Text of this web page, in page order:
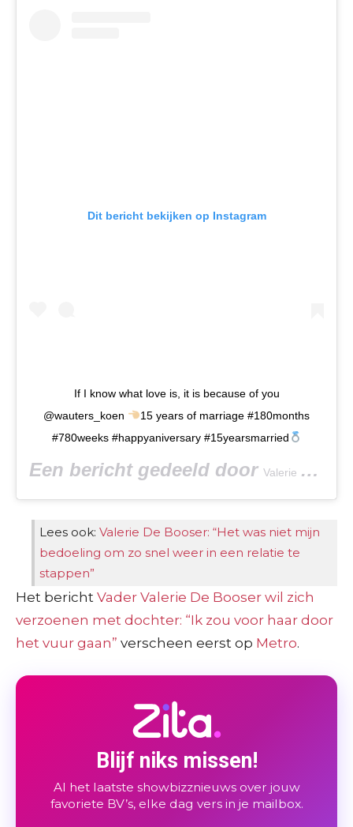
Dit bericht bekijken op Instagram
If I know what love is, it is because of you
@wauters_koen
15 years of marriage #180months
#780weeks #happyaniversary #15yearsmarried
Een bericht gedeeld door Valerie De Booser
Lees ook: Valerie De Booser: “Het was niet mijn
bedoeling om zo snel weer in een relatie te
stappen”
Het bericht Vader Valerie De Booser wil zich
verzoenen met dochter: “Ik zou voor haar door
het vuur gaan” verscheen eerst op Metro.
Blijf niks missen!
Al het laatste showbizznieuws over jouw
favoriete BV’s, elke dag vers in je mailbox.